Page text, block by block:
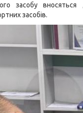
засобу
засобів.